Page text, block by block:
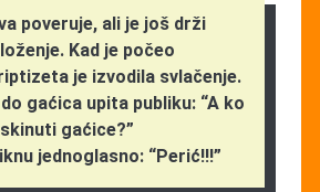
poveruje, ali je još drži
Kad je počeo
je izvodila svlačenje.
gaćica upita publiku: “A ko
gaćice?”
jednoglasno: “Perić!!!”